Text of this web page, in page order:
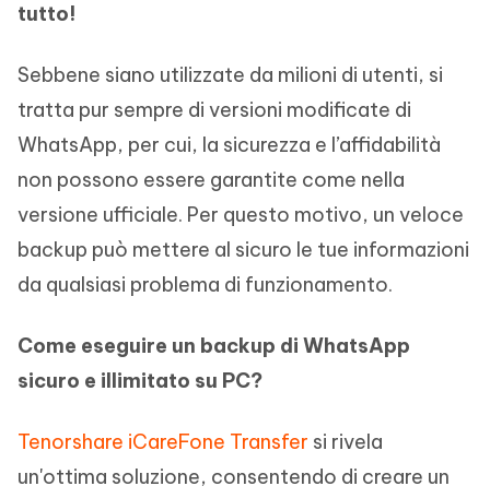
tutto!
Sebbene siano utilizzate da milioni di utenti, si
tratta pur sempre di versioni modificate di
WhatsApp, per cui, la sicurezza e l’affidabilità
non possono essere garantite come nella
versione ufficiale. Per questo motivo, un veloce
backup può mettere al sicuro le tue informazioni
da qualsiasi problema di funzionamento.
Come eseguire un backup di WhatsApp
sicuro e illimitato su PC?
Tenorshare iCareFone Transfer si rivela
un'ottima soluzione, consentendo di creare un